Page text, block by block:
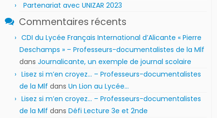
Partenariat avec UNIZAR 2023
Commentaires récents
CDI du Lycée Français International d’Alicante « Pierre
Deschamps » – Professeurs-documentalistes de la Mlf
dans Journalicante, un exemple de journal scolaire
Lisez si m’en croyez… – Professeurs-documentalistes
de la Mlf dans Un Lion au Lycée…
Lisez si m’en croyez… – Professeurs-documentalistes
de la Mlf dans Défi Lecture 3e et 2nde